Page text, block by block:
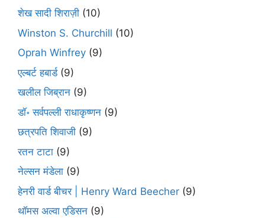
शेख सादी शिराज़ी (10)
Winston S. Churchill (10)
Oprah Winfrey (9)
एल्बर्ट हबार्ड(9)
खलील जिब्रान (9)
डॉ॰ सर्वपल्ली राधाकृष्णन (9)
छत्रपति शिवाजी (9)
रतन टाटा (9)
नेल्सन मंडेला (9)
हेनरी वार्ड बीचर | Henry Ward Beecher (9)
थॉमस अल्वा एडिसन (9)